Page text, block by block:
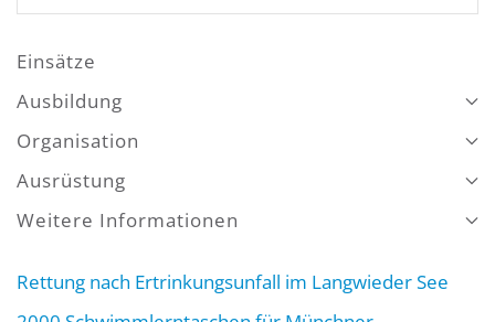
Einsätze
Ausbildung
Organisation
Ausrüstung
Weitere Informationen
Rettung nach Ertrinkungsunfall im Langwieder See